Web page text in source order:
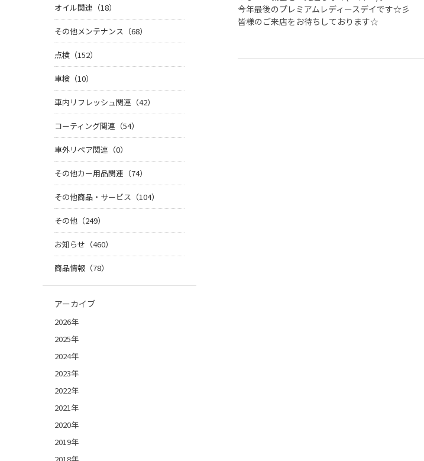
今年最後のプレミアムレディースデイです☆彡
皆様のご来店をお待ちしております☆
オイル関連（18）
その他メンテナンス（68）
点検（152）
車検（10）
車内リフレッシュ関連（42）
コーティング関連（54）
車外リペア関連（0）
その他カー用品関連（74）
その他商品・サービス（104）
その他（249）
お知らせ（460）
商品情報（78）
アーカイブ
2026年
2025年
2024年
2023年
2022年
2021年
2020年
2019年